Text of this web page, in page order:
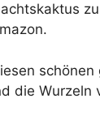
die Wurzeln